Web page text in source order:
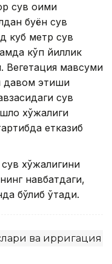
сув оқими
буён сув
куб метр сув
кўп йиллик
Вегетация мавсуми
давом этиши
сув
хўжалиги
етказиб
хўжалигини
навбатдаги,
бўлиб ўтади.
ва ирригация